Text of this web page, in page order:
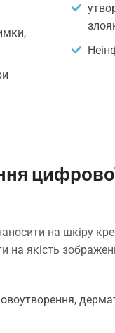
цифрової
на шкіру
на якість